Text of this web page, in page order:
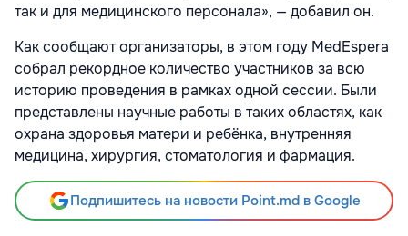
так и для медицинского персонала», — добавил он.
Как сообщают организаторы, в этом году MedEspera
собрал рекордное количество участников за всю
историю проведения в рамках одной сессии. Были
представлены научные работы в таких областях, как
охрана здоровья матери и ребёнка, внутренняя
медицина, хирургия, стоматология и фармация.
Подпишитесь на новости Point.md в Google